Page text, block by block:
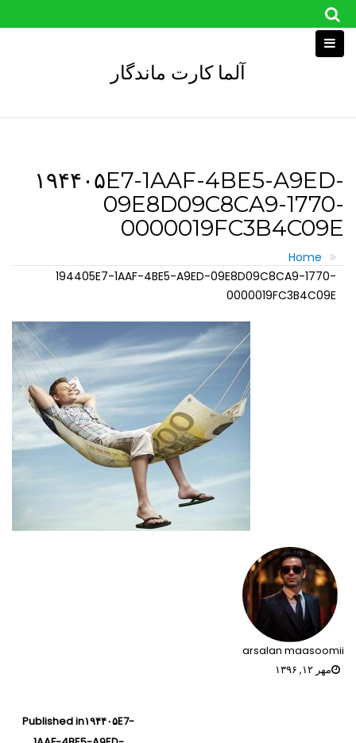
Skip
to
content
آلما کارت ماندگار
۱۹۴۴۰۵E7-1AAF-4BE5-A9ED-
09E8D09C8CA9-1770-
0000019FC3B4C09E
Home
194405E7-1AAF-4BE5-A9ED-09E8D09C8CA9-1770-
0000019FC3B4C09E
arsalan maasoomii
مهر ۱۲, ۱۳۹۶
Published in۱۹۴۴۰۵E7-